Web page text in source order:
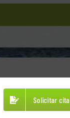
Solicitar cita